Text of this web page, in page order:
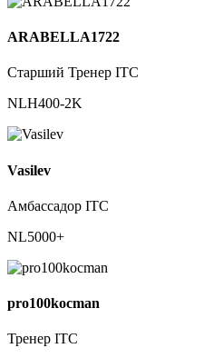
ARABELLA1722
Старший Тренер ITC
NLH400-2K
Vasilev
Амбассадор ITC
NL5000+
pro100kocman
Тренер ITC